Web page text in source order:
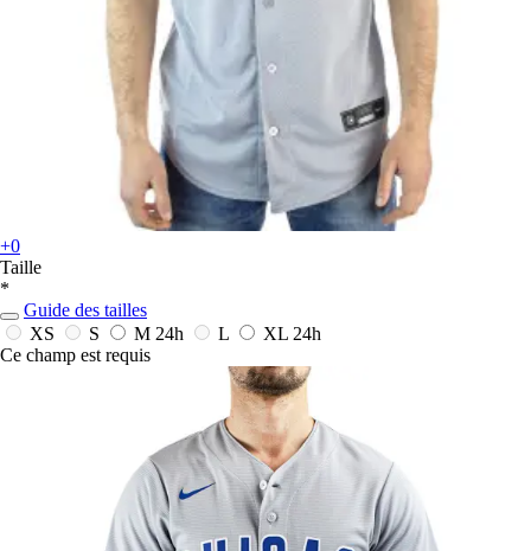
+0
Taille
*
Guide des tailles
XS
S M 24h L XL 24h
Ce champ est requis